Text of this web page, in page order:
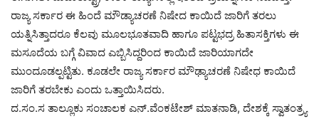
ರಾಜ್ಯ ಸರ್ಕಾರ ಈ ಹಿಂದೆ ಮೌಡ್ಯಾಚರಣೆ ನಿಷೇದ ಕಾಯಿದೆ ಜಾರಿಗೆ ತರಲು
ಯತ್ನಿಸಿತ್ತಾದರೂ ಕೆಲವು ಮೂಲಭೂತವಾದಿ ಹಾಗೂ ಪಟ್ಟಭದ್ರ ಹಿತಾಸಕ್ತಿಗಳು ಈ
ಮಸೂದೆಯ ಬಗ್ಗೆ ವಿವಾದ ಎಬ್ಬಿಸಿದ್ದರಿಂದ ಕಾಯಿದೆ ಜಾರಿಯಾಗದೇ
ಮುಂದೂಡಲ್ಪಟ್ಟಿತು. ಕೂಡಲೇ ರಾಜ್ಯ ಸರ್ಕಾರ ಮೌಢ್ಯಾಚರಣೆ ನಿಷೇಧ ಕಾಯಿದೆ
ಜಾರಿಗೆ ತರಬೇಕು ಎಂದು ಒತ್ತಾಯಿಸಿದರು.
ದ.ಸಂ.ಸ ತಾಲ್ಲೂಕು ಸಂಚಾಲಕ ಎನ್.ವೆಂಕಟೇಶ್ ಮಾತನಾಡಿ, ದೇಶಕ್ಕೆ ಸ್ವಾತಂತ್ರ್ಯ